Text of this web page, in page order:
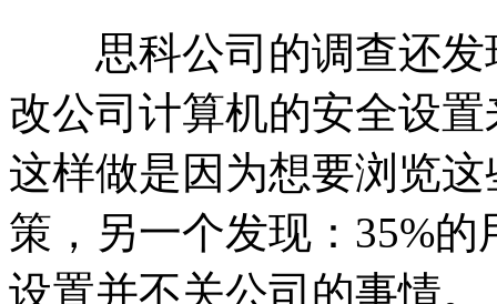
思科公司的调查还发
改公司计算机的安全设
这样做是因为想要浏览
策，另一个发现：35%
设置并不关公司的事情。